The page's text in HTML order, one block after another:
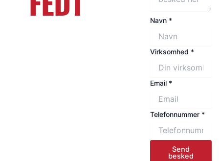
Navn *
Virksomhed *
Email *
Telefonnummer *
Send
besked